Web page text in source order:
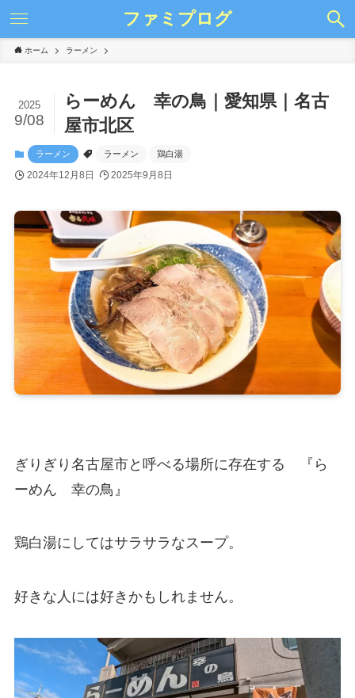
ファミプログ
ホーム ラーメン
らーめん 幸の鳥｜愛知県｜名古
屋市北区
2025
9/08
ラーメン ラーメン 鶏白湯
2024年12月8日 2025年9月8日
ぎりぎり名古屋市と呼べる場所に存在する 『ら
ーめん 幸の鳥』
鶏白湯にしてはサラサラなスープ。
好きな人には好きかもしれません。